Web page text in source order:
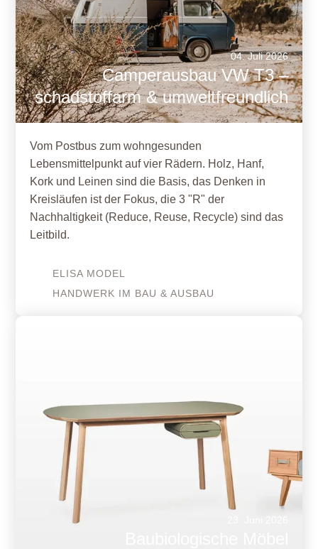
04. Juli 2026
Camperausbau VW T3 –
schadstoffarm & umweltfreundlich
Vom Postbus zum wohngesunden
Lebensmittelpunkt auf vier Rädern. Holz, Hanf,
Kork und Leinen sind die Basis, das Denken in
Kreisläufen ist der Fokus, die 3 "R" der
Nachhaltigkeit (Reduce, Reuse, Recycle) sind das
Leitbild.
ELISA MODEL
HANDWERK IM BAU & AUSBAU